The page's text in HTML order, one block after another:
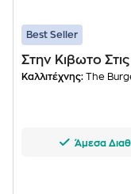
Best Seller
Στην Κιβωτο
Καλλιτέχνης: The
Άμεσα